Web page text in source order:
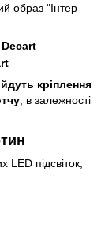
образ "Інтер
кріплення
, в залежності
підсвіток,